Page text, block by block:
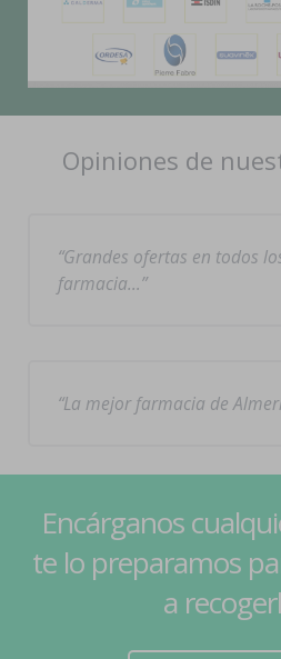
Opiniones de
Grandes ofertas en todos
farmacia…
La mejor farmacia de
Encárganos
te lo preparamos
a